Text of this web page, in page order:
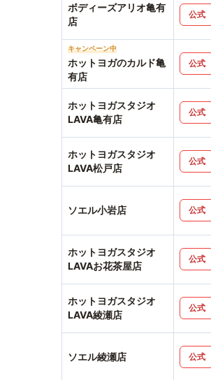
ボディーズアリオ亀有
店
公式
キャンペーン中
ホットヨガのカルド亀
有店
公式
ホットヨガスタジオ
LAVA亀有店
公式
ホットヨガスタジオ
LAVA松戸店
公式
ソエル小岩店 公式
ホットヨガスタジオ
LAVAお花茶屋店
公式
ホットヨガスタジオ
LAVA綾瀬店
公式
ソエル綾瀬店 公式